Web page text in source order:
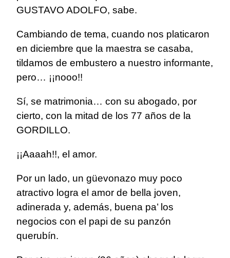
GUSTAVO ADOLFO, sabe.
Cambiando de tema, cuando nos platicaron
en diciembre que la maestra se casaba,
tildamos de embustero a nuestro informante,
pero… ¡¡nooo!!
Sí, se matrimonia… con su abogado, por
cierto, con la mitad de los 77 años de la
GORDILLO.
¡¡Aaaah!!, el amor.
Por un lado, un güevonazo muy poco
atractivo logra el amor de bella joven,
adinerada y, además, buena pa’ los
negocios con el papi de su panzón
querubín.